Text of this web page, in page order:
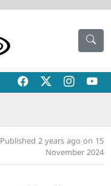
Published 2 years ago on 15
November 2024